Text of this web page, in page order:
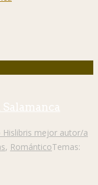
Hislibris mejor autor/a
, RománticoTemas: